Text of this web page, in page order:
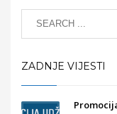
ZADNJE VIJESTI